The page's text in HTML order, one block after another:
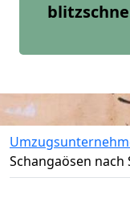
Schangaösen nach